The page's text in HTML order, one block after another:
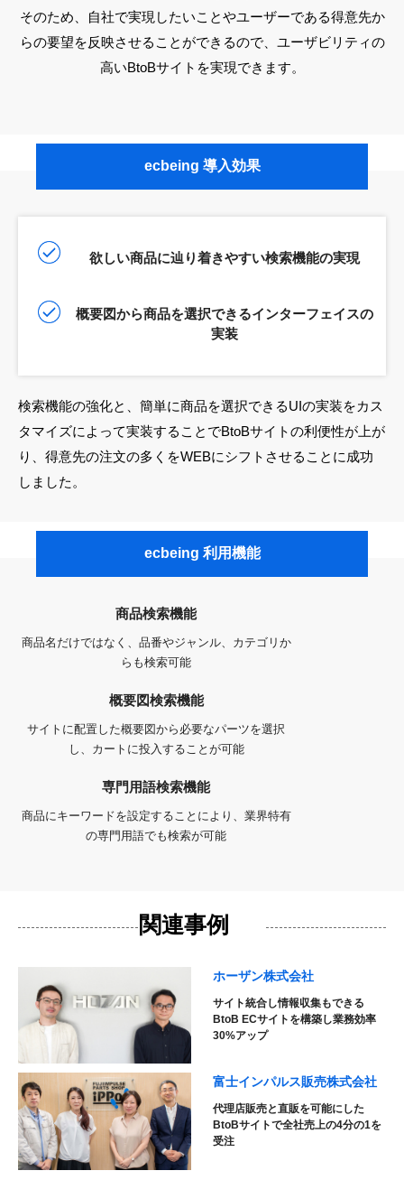
そのため、自社で実現したいことやユーザーである得意先か
らの要望を反映させることができるので、ユーザビリティの
高いBtoBサイトを実現できます。
ecbeing 導入効果
欲しい商品に辿り着きやすい検索機能の実現
概要図から商品を選択できるインターフェイスの
実装
検索機能の強化と、簡単に商品を選択できるUIの実装をカス
タマイズによって実装することでBtoBサイトの利便性が上が
り、得意先の注文の多くをWEBにシフトさせることに成功
しました。
ecbeing 利用機能
商品検索機能
商品名だけではなく、品番やジャンル、カテゴリか
らも検索可能
概要図検索機能
サイトに配置した概要図から必要なパーツを選択
し、カートに投入することが可能
専門用語検索機能
商品にキーワードを設定することにより、業界特有
の専門用語でも検索が可能
関連事例
ホーザン株式会社
サイト統合し情報収集もできる
BtoB ECサイトを構築し業務効率
30%アップ
富士インパルス販売株式会社
代理店販売と直販を可能にした
BtoBサイトで全社売上の4分の1を
受注